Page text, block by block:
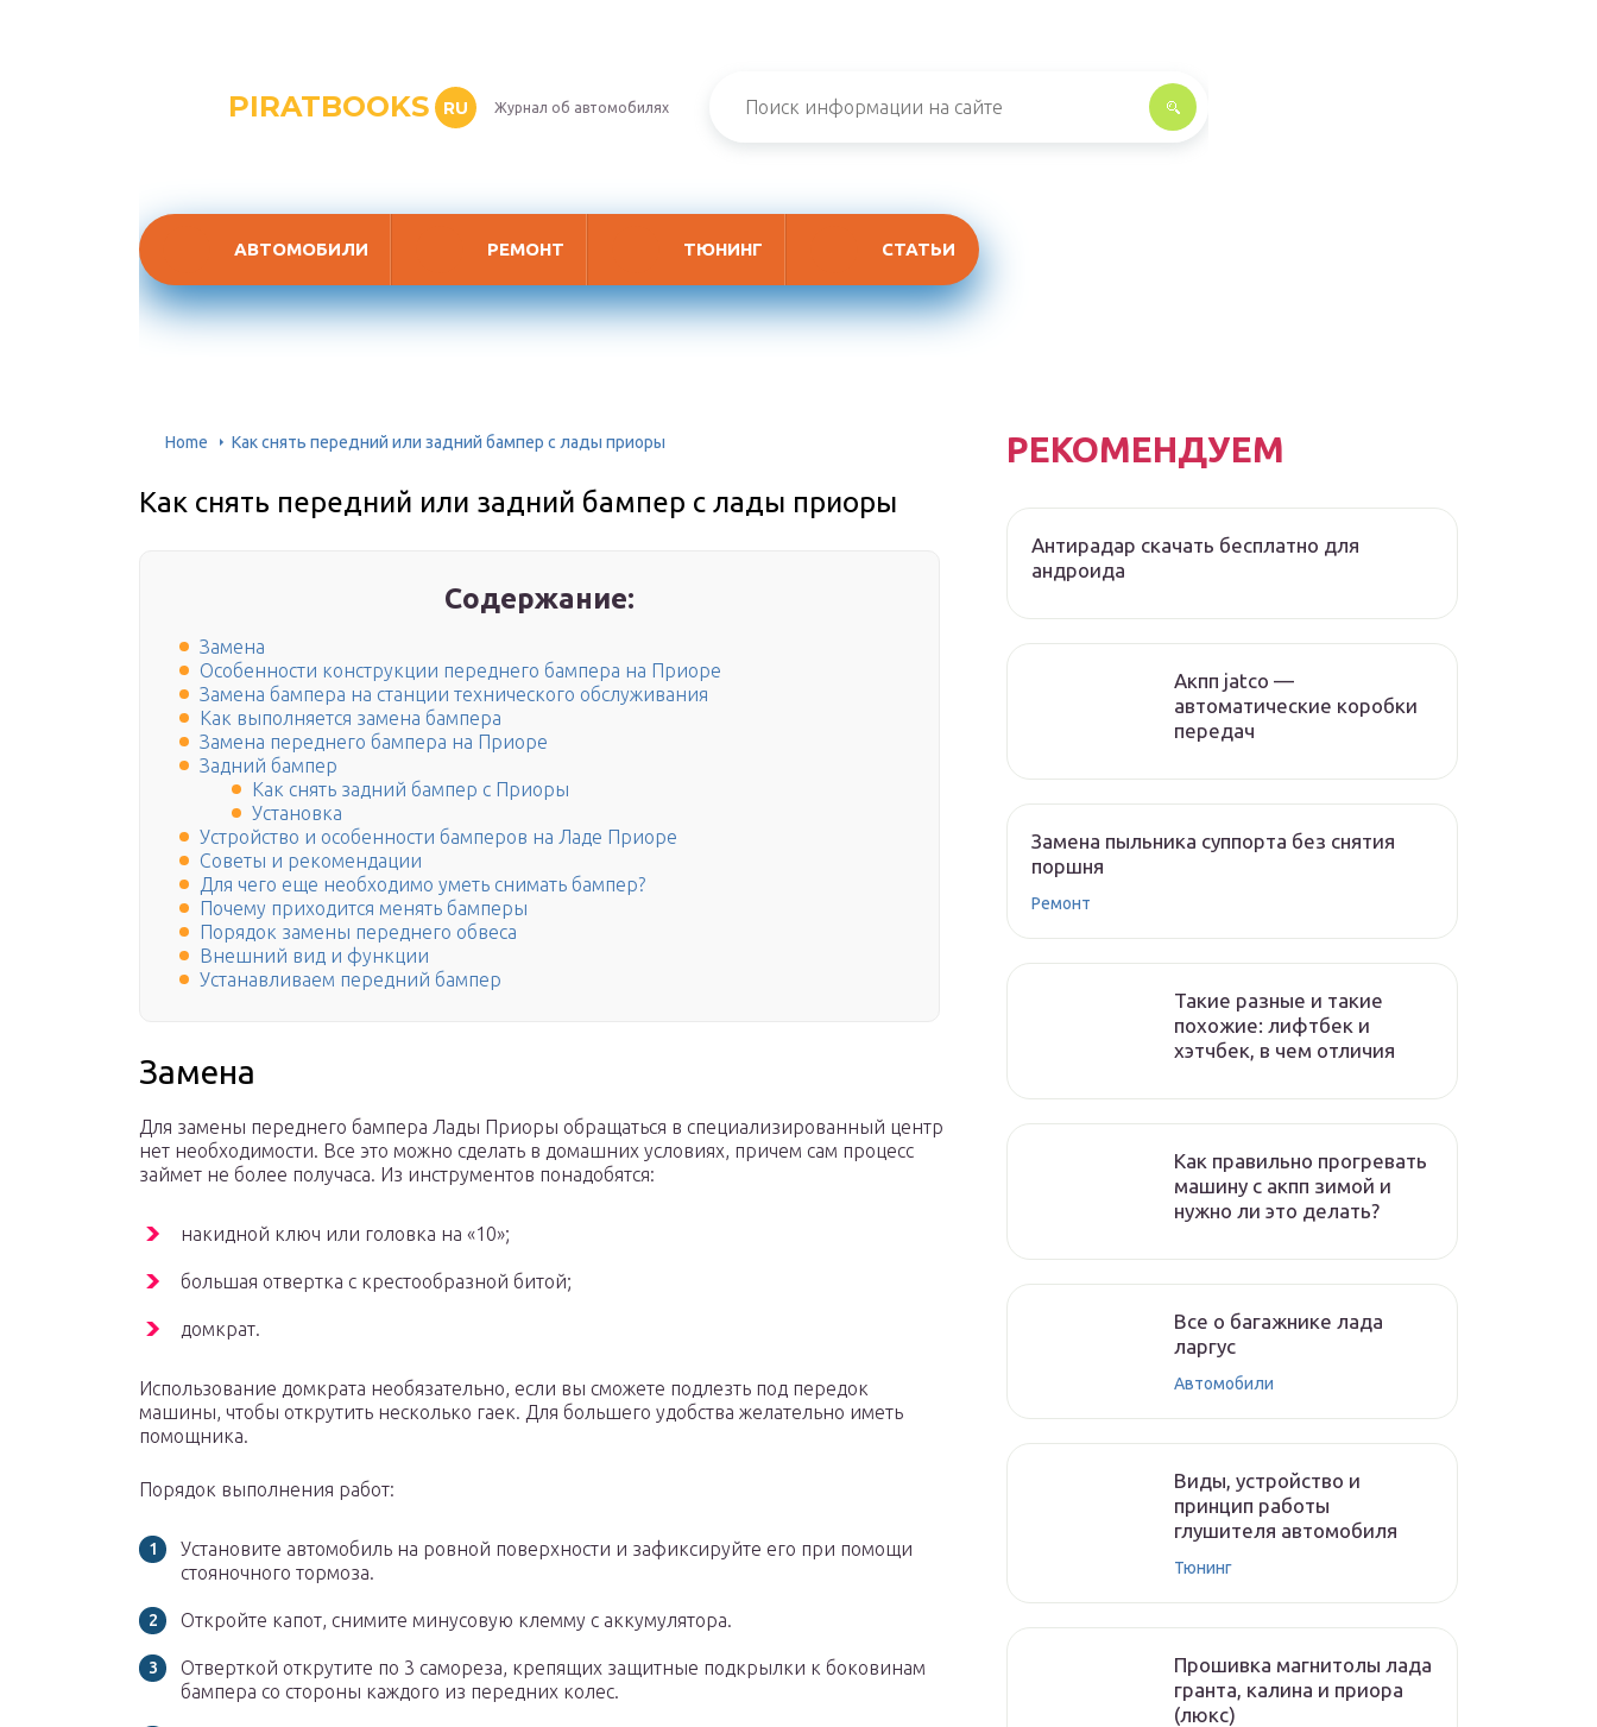
PIRATBOOKS RU Журнал об автомобилях
АВТОМОБИЛИ РЕМОНТ ТЮНИНГ СТАТЬИ
Home Как снять передний или задний бампер с лады приоры
Как снять передний или задний бампер с лады приоры
Содержание:
Замена
Особенности конструкции переднего бампера на Приоре
Замена бампера на станции технического обслуживания
Как выполняется замена бампера
Замена переднего бампера на Приоре
Задний бампер
Как снять задний бампер с Приоры
Установка
Устройство и особенности бамперов на Ладе Приоре
Советы и рекомендации
Для чего еще необходимо уметь снимать бампер?
Почему приходится менять бамперы
Порядок замены переднего обвеса
Внешний вид и функции
Устанавливаем передний бампер
Замена
Для замены переднего бампера Лады Приоры обращаться в специализированный центр
нет необходимости. Все это можно сделать в домашних условиях, причем сам процесс
займет не более получаса. Из инструментов понадобятся:
накидной ключ или головка на «10»;
большая отвертка с крестообразной битой;
домкрат.
Использование домкрата необязательно, если вы сможете подлезть под передок
машины, чтобы открутить несколько гаек. Для большего удобства желательно иметь
помощника.
Порядок выполнения работ:
Установите автомобиль на ровной поверхности и зафиксируйте его при помощи
стояночного тормоза.
Откройте капот, снимите минусовую клемму с аккумулятора.
Отверткой открутите по 3 самореза, крепящих защитные подкрылки к боковинам
бампера со стороны каждого из передних колес.
РЕКОМЕНДУЕМ
Антирадар скачать бесплатно для
андроида
Акпп jatco —
автоматические коробки
передач
Замена пыльника суппорта без снятия
поршня
Ремонт
Такие разные и такие
похожие: лифтбек и
хэтчбек, в чем отличия
Как правильно прогревать
машину с акпп зимой и
нужно ли это делать?
Все о багажнике лада
ларгус
Автомобили
Виды, устройство и
принцип работы
глушителя автомобиля
Тюнинг
Прошивка магнитолы лада
гранта, калина и приора
(люкс)